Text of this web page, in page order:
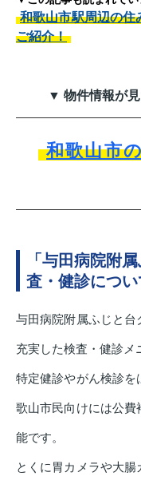
和歌山市駅周辺の住
ご紹介！
▼ 物件情報が
和歌山市
「与田病院附
査・健診につい
与田病院附属ふじと台
充実した検査・健診メ
特定健診やがん検診を
歌山市民向けには公
能です。
とくに胃カメラや大